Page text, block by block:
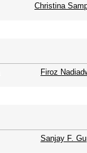
Christina
Firoz
Sanjay F.